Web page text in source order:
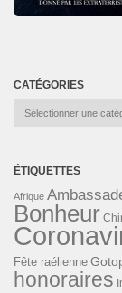
CATÉGORIES
Catégories
ÉTIQUETTES
Afrique
Bonheur
Fête raélienne
honoraires